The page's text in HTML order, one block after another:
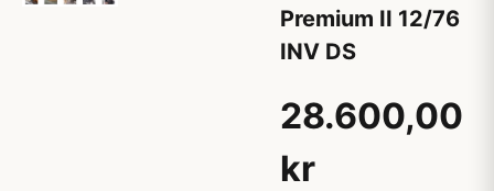
Premium II 12/76
INV DS
28.600,00
kr